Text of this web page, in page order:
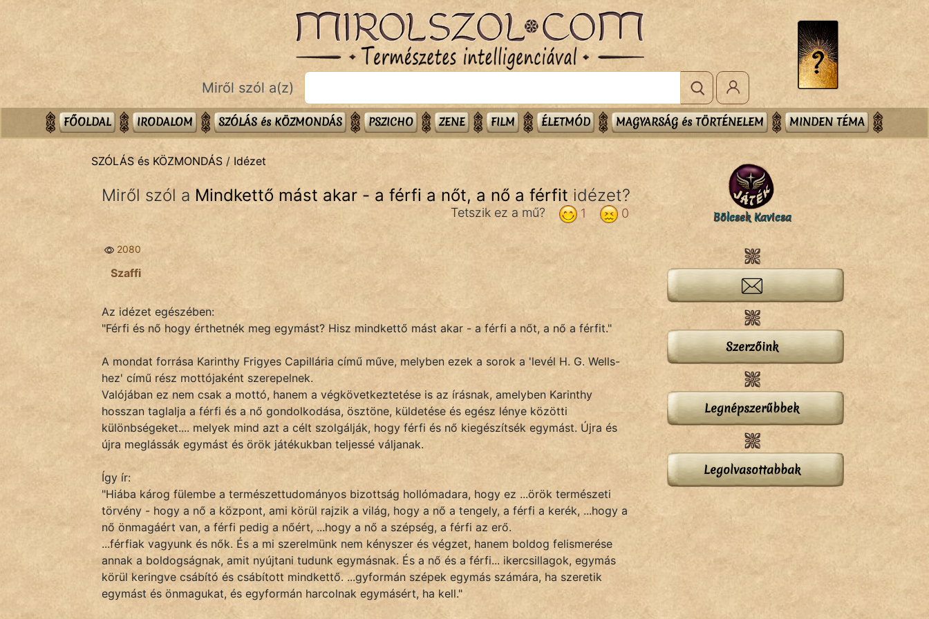
Bibliai
Közmondások
Szóláscsoportok
KÖZMONDÁS
FILM
Miről szól a(z)
FŐOLDAL IRODALOM SZÓLÁS és KÖZMONDÁS PSZICHO ZENE FILM ÉLETMÓD MAGYARSÁG és TÖRTÉNELEM MINDEN TÉMA
SZÓLÁS és KÖZMONDÁS / Idézet
Miről szól a Mindkettő mást akar - a férfi a nőt, a nő a férfit idézet?
0
1
Tetszik ez a mű?
2080
Szaffi
Az idézet egészében:
"Férfi és nő hogy érthetnék meg egymást? Hisz mindkettő mást akar - a férfi a nőt, a nő a férfit."
A mondat forrása Karinthy Frigyes Capillária című műve, melyben ezek a sorok a 'levél H. G. Wells-
hez' című rész mottójaként szerepelnek.
Valójában ez nem csak a mottó, hanem a végkövetkeztetése is az írásnak, amelyben Karinthy
hosszan taglalja a férfi és a nő gondolkodása, ösztöne, küldetése és egész lénye közötti
különbségeket.... melyek mind azt a célt szolgálják, hogy férfi és nő kiegészítsék egymást. Újra és
újra meglássák egymást és örök játékukban teljessé váljanak.
Így ír:
"Hiába károg fülembe a természettudományos bizottság hollómadara, hogy ez ...örök természeti
törvény - hogy a nő a központ, ami körül rajzik a világ, hogy a nő a tengely, a férfi a kerék, ...hogy a
nő önmagáért van, a férfi pedig a nőért, ...hogy a nő a szépség, a férfi az erő.
...férfiak vagyunk és nők. És a mi szerelmünk nem kényszer és végzet, hanem boldog felismerése
annak a boldogságnak, amit nyújtani tudunk egymásnak. És a nő és a férfi... ikercsillagok, egymás
körül keringve csábító és csábított mindkettő. ...gyformán szépek egymás számára, ha szeretik
egymást és önmagukat, és egyformán harcolnak egymásért, ha kell."
Bölcsek Kavicsa
Szerzőink
Legnépszerűbbek
Legolvasottabbak